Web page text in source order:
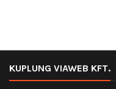
KUPLUNG VIAWEB KFT.